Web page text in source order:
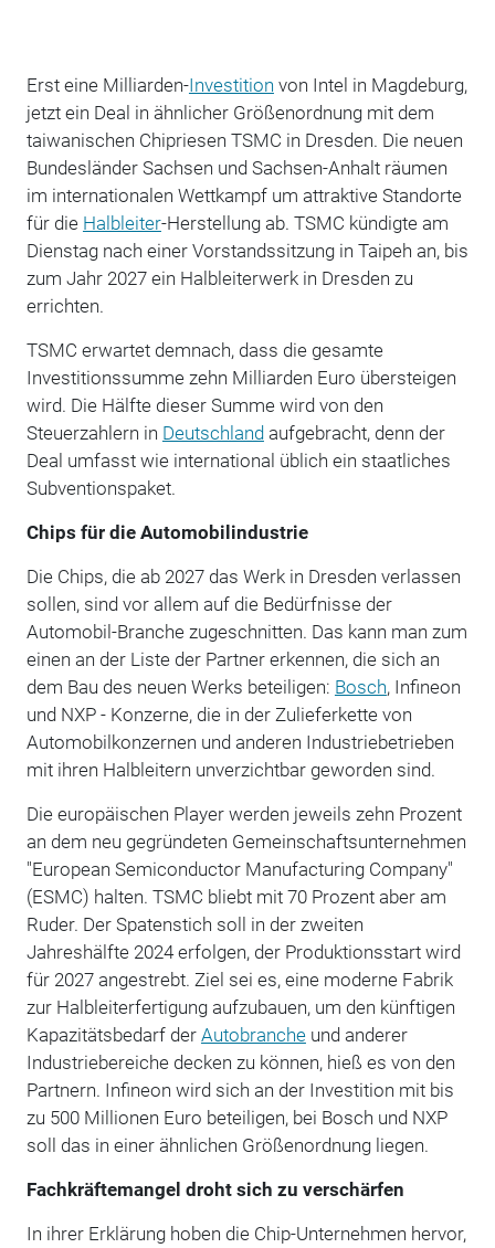
Erst eine Milliarden-Investition von Intel in Magdeburg,
jetzt ein Deal in ähnlicher Größenordnung mit dem
taiwanischen Chipriesen TSMC in Dresden. Die neuen
Bundesländer Sachsen und Sachsen-Anhalt räumen
im internationalen Wettkampf um attraktive Standorte
für die Halbleiter-Herstellung ab. TSMC kündigte am
Dienstag nach einer Vorstandssitzung in Taipeh an, bis
zum Jahr 2027 ein Halbleiterwerk in Dresden zu
errichten.
TSMC erwartet demnach, dass die gesamte
Investitionssumme zehn Milliarden Euro übersteigen
wird. Die Hälfte dieser Summe wird von den
Steuerzahlern in Deutschlandaufgebracht, denn der
Deal umfasst wie international üblich ein staatliches
Subventionspaket.
Chips für die Automobilindustrie
Die Chips, die ab 2027 das Werk in Dresden verlassen
sollen, sind vor allem auf die Bedürfnisse der
Automobil-Branche zugeschnitten. Das kann man zum
einen an der Liste der Partner erkennen, die sich an
dem Bau des neuen Werks beteiligen: Bosch, Infineon
und NXP - Konzerne, die in der Zulieferkette von
Automobilkonzernen und anderen Industriebetrieben
mit ihren Halbleitern unverzichtbar geworden sind.
Die europäischen Player werden jeweils zehn Prozent
an dem neu gegründeten Gemeinschaftsunternehmen
"European Semiconductor Manufacturing Company"
(ESMC) halten. TSMC bliebt mit 70 Prozent aber am
Ruder. Der Spatenstich soll in der zweiten
Jahreshälfte 2024 erfolgen, der Produktionsstart wird
für 2027 angestrebt. Ziel sei es, eine moderne Fabrik
zur Halbleiterfertigung aufzubauen, um den künftigen
Kapazitätsbedarf der Autobrancheund anderer
Industriebereiche decken zu können, hieß es von den
Partnern. Infineon wird sich an der Investition mit bis
zu 500 Millionen Euro beteiligen, bei Bosch und NXP
soll das in einer ähnlichen Größenordnung liegen.
Fachkräftemangel droht sich zu verschärfen
In ihrer Erklärung hoben die Chip-Unternehmen hervor,